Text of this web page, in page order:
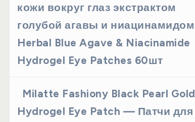
кожи вокруг глаз экстрактом
голубой агавы и ниацинамидом
Herbal Blue Agave & Niacinamide
Hydrogel Eye Patches 60шт
Milatte Fashiony Black Pearl Gold
Hydrogel Eye Patch — Патчи для